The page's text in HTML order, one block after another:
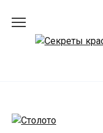
содержанию